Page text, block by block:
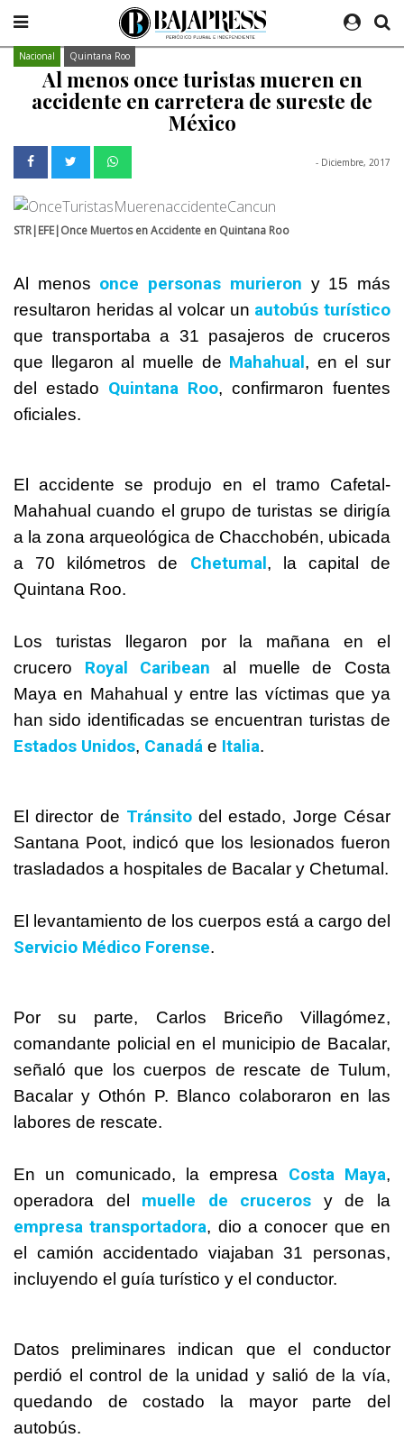
Nacional Quintana Roo
Al menos once turistas mueren en
accidente en carretera de sureste de
México
- Diciembre, 2017
STR|EFE|Once Muertos en Accidente en Quintana Roo
Al menos once personas murieron y 15 más
resultaron heridas al volcar un autobús turístico
que transportaba a 31 pasajeros de cruceros
que llegaron al muelle de Mahahual, en el sur
del estado Quintana Roo, confirmaron fuentes
oficiales.
El accidente se produjo en el tramo Cafetal-
Mahahual cuando el grupo de turistas se dirigía
a la zona arqueológica de Chacchobén, ubicada
a 70 kilómetros de Chetumal, la capital de
Quintana Roo.
Los turistas llegaron por la mañana en el
crucero Royal Caribean al muelle de Costa
Maya en Mahahual y entre las víctimas que ya
han sido identificadas se encuentran turistas de
Estados Unidos, Canadá e Italia.
El director de Tránsitodel estado, Jorge César
Santana Poot, indicó que los lesionados fueron
trasladados a hospitales de Bacalar y Chetumal.
El levantamiento de los cuerpos está a cargo del
Servicio Médico Forense.
Por su parte, Carlos Briceño Villagómez,
comandante policial en el municipio de Bacalar,
señaló que los cuerpos de rescate de Tulum,
Bacalar y Othón P. Blanco colaboraron en las
labores de rescate.
En un comunicado, la empresa Costa Maya,
operadora del muelle de cruceros y de la
empresa transportadora, dio a conocer que en
el camión accidentado viajaban 31 personas,
incluyendo el guía turístico y el conductor.
Datos preliminares indican que el conductor
perdió el control de la unidad y salió de la vía,
quedando de costado la mayor parte del
autobús.